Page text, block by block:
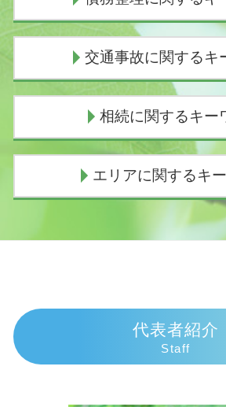
民事再生 会社更生 違い
個人再生 バレる
債務整理とは わかりやすく
任意整理 弁護士 選び方
闇金被害 相談
債務整理 弁護士 おすすめ
任意整理とは わかりやすく
個人再生 デメリット
任意整理 ブラックリスト
交通事故に関するキ
過失割合 10対0
逸失利益 とは
示談交渉権
交通事故 人身事故
逸失利益 計算
人身事故 損害賠償
交通事故 過失割合9対1
相続に関するキー
遺産相続
遺産相続 兄弟
相続順位 離婚
遺産相続 兄弟 絶縁
エリアに関するキ
相続 弁護士 伊東市
相続 弁護士 沼津市
交通事故 弁護士 伊東市
代表者紹介
Staff